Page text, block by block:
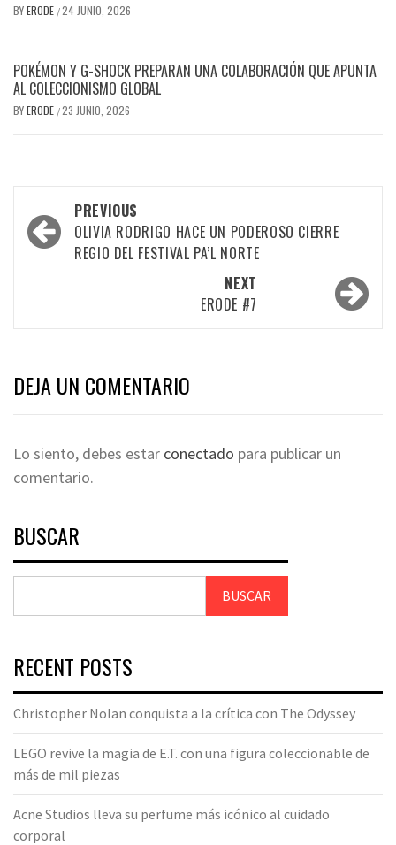
BYERODE /24 JUNIO, 2026
POKÉMON Y G-SHOCK PREPARAN UNA COLABORACIÓN QUE APUNTA
AL COLECCIONISMO GLOBAL
BYERODE /23 JUNIO, 2026
PREVIOUS
OLIVIA RODRIGO HACE UN PODEROSO CIERRE
REGIO DEL FESTIVAL PA’L NORTE
NEXT
ERODE #7
DEJA UN COMENTARIO
Lo siento, debes estar conectado para publicar un
comentario.
BUSCAR
BUSCAR
RECENT POSTS
Christopher Nolan conquista a la crítica con The Odyssey
LEGO revive la magia de E.T. con una figura coleccionable de
más de mil piezas
Acne Studios lleva su perfume más icónico al cuidado
corporal